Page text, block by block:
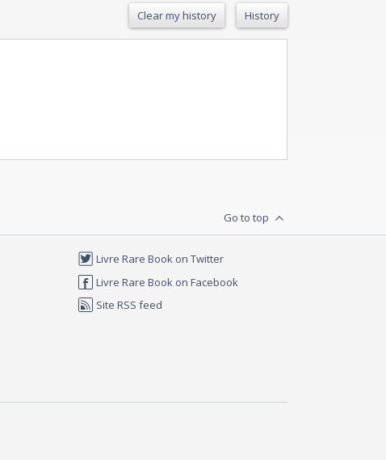
Clear my history History
Go to top
Livre Rare Book on Twitter
Livre Rare Book on Facebook
Site RSS feed